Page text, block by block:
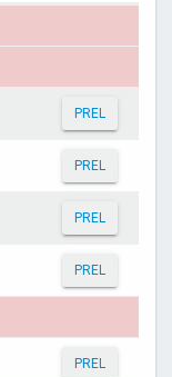
PREL
PREL
PREL
PREL
PREL